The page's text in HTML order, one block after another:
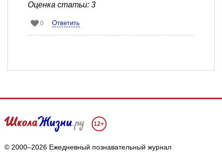
Оценка статьи: 3
0 Ответить
12+
© 2000–2026 Ежедневный познавательный журнал